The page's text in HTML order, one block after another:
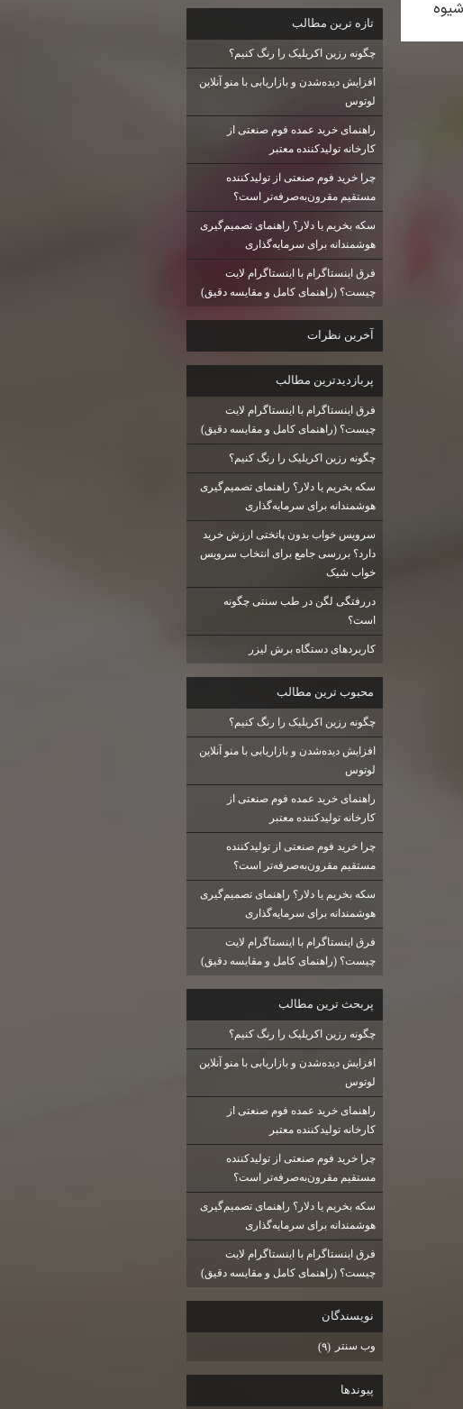
تازه ترين مطالب
چگونه رزین اکریلیک را رنگ کنیم؟
افزایش دیده‌شدن و بازاریابی با منو آنلاین
لوتوس
راهنمای خرید عمده فوم صنعتی از
کارخانه تولیدکننده معتبر
چرا خرید فوم صنعتی از تولیدکننده
مستقیم مقرون‌به‌صرفه‌تر است؟
سکه بخریم یا دلار؟ راهنمای تصمیم‌گیری
هوشمندانه برای سرمایه‌گذاری
فرق اینستاگرام با اینستاگرام لایت
چیست؟ (راهنمای کامل و مقایسه دقیق)
آخرين نظرات
پربازديدترين مطالب
فرق اینستاگرام با اینستاگرام لایت
چیست؟ (راهنمای کامل و مقایسه دقیق)
چگونه رزین اکریلیک را رنگ کنیم؟
سکه بخریم یا دلار؟ راهنمای تصمیم‌گیری
هوشمندانه برای سرمایه‌گذاری
سرویس خواب بدون پاتختی ارزش خرید
دارد؟ بررسی جامع برای انتخاب سرویس
خواب شیک
دررفتگی لگن در طب سنتی چگونه
است؟
کاربردهای دستگاه برش لیزر
محبوب ترين مطالب
چگونه رزین اکریلیک را رنگ کنیم؟
افزایش دیده‌شدن و بازاریابی با منو آنلاین
لوتوس
راهنمای خرید عمده فوم صنعتی از
کارخانه تولیدکننده معتبر
چرا خرید فوم صنعتی از تولیدکننده
مستقیم مقرون‌به‌صرفه‌تر است؟
سکه بخریم یا دلار؟ راهنمای تصمیم‌گیری
هوشمندانه برای سرمایه‌گذاری
فرق اینستاگرام با اینستاگرام لایت
چیست؟ (راهنمای کامل و مقایسه دقیق)
پربحث ترين مطالب
چگونه رزین اکریلیک را رنگ کنیم؟
افزایش دیده‌شدن و بازاریابی با منو آنلاین
لوتوس
راهنمای خرید عمده فوم صنعتی از
کارخانه تولیدکننده معتبر
چرا خرید فوم صنعتی از تولیدکننده
مستقیم مقرون‌به‌صرفه‌تر است؟
سکه بخریم یا دلار؟ راهنمای تصمیم‌گیری
هوشمندانه برای سرمایه‌گذاری
فرق اینستاگرام با اینستاگرام لایت
چیست؟ (راهنمای کامل و مقایسه دقیق)
نويسندگان
وب سنتر (۹)
پيوندها